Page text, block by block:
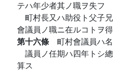
テハ年少者其ノ職ヲ失フ
町村長又ハ助役ト父子
會議員ノ職ニ在ルコトヲ
第十六條 町村會議員ハ
議員ノ任期ハ四年トシ
算ス